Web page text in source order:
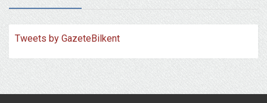
Tweets by GazeteBilkent